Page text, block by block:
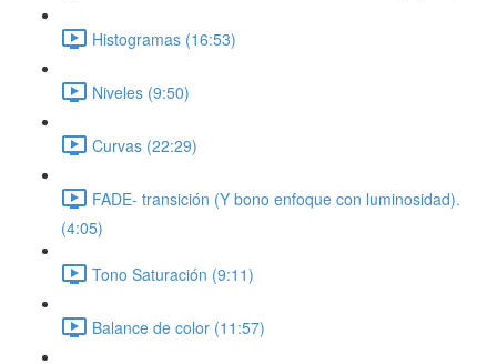
Histogramas (16:53)
Niveles (9:50)
Curvas (22:29)
FADE- transición (Y bono enfoque con luminosidad).
(4:05)
Tono Saturación (9:11)
Balance de color (11:57)